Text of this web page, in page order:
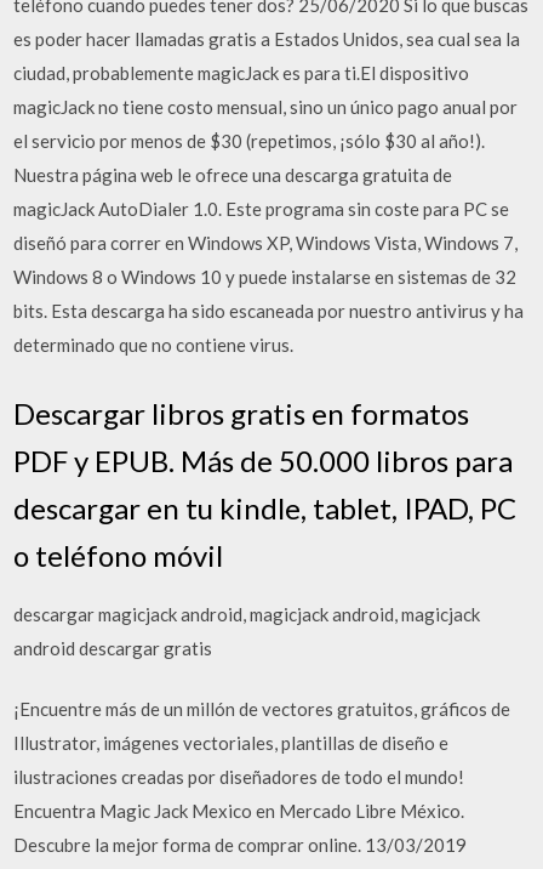
teléfono cuando puedes tener dos? 25/06/2020 Si lo que buscas
es poder hacer llamadas gratis a Estados Unidos, sea cual sea la
ciudad, probablemente magicJack es para ti.El dispositivo
magicJack no tiene costo mensual, sino un único pago anual por
el servicio por menos de $30 (repetimos, ¡sólo $30 al año!).
Nuestra página web le ofrece una descarga gratuita de
magicJack AutoDialer 1.0. Este programa sin coste para PC se
diseñó para correr en Windows XP, Windows Vista, Windows 7,
Windows 8 o Windows 10 y puede instalarse en sistemas de 32
bits. Esta descarga ha sido escaneada por nuestro antivirus y ha
determinado que no contiene virus.
Descargar libros gratis en formatos
PDF y EPUB. Más de 50.000 libros para
descargar en tu kindle, tablet, IPAD, PC
o teléfono móvil
descargar magicjack android, magicjack android, magicjack
android descargar gratis
¡Encuentre más de un millón de vectores gratuitos, gráficos de
Illustrator, imágenes vectoriales, plantillas de diseño e
ilustraciones creadas por diseñadores de todo el mundo!
Encuentra Magic Jack Mexico en Mercado Libre México.
Descubre la mejor forma de comprar online. 13/03/2019